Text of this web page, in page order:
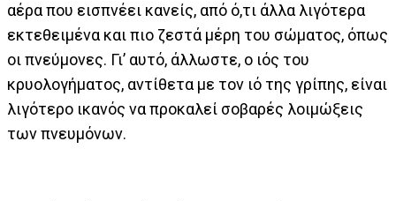
αέρα που εισπνέει κανείς, από ό,τι άλλα λιγότερα
εκτεθειμένα και πιο ζεστά μέρη του σώματος, όπως
οι πνεύμονες. Γι’ αυτό, άλλωστε, ο ιός του
κρυολογήματος, αντίθετα με τον ιό της γρίπης, είναι
λιγότερο ικανός να προκαλεί σοβαρές λοιμώξεις
των πνευμόνων.